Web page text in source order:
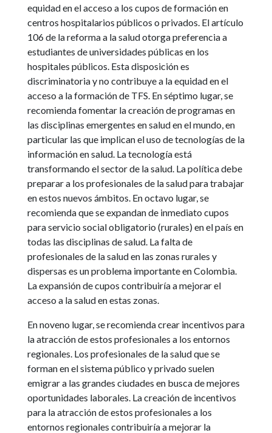
equidad en el acceso a los cupos de formación en
centros hospitalarios públicos o privados. El artículo
106 de la reforma a la salud otorga preferencia a
estudiantes de universidades públicas en los
hospitales públicos. Esta disposición es
discriminatoria y no contribuye a la equidad en el
acceso a la formación de TFS. En séptimo lugar, se
recomienda fomentar la creación de programas en
las disciplinas emergentes en salud en el mundo, en
particular las que implican el uso de tecnologías de la
información en salud. La tecnología está
transformando el sector de la salud. La política debe
preparar a los profesionales de la salud para trabajar
en estos nuevos ámbitos. En octavo lugar, se
recomienda que se expandan de inmediato cupos
para servicio social obligatorio (rurales) en el país en
todas las disciplinas de salud. La falta de
profesionales de la salud en las zonas rurales y
dispersas es un problema importante en Colombia.
La expansión de cupos contribuiría a mejorar el
acceso a la salud en estas zonas.
En noveno lugar, se recomienda crear incentivos para
la atracción de estos profesionales a los entornos
regionales. Los profesionales de la salud que se
forman en el sistema público y privado suelen
emigrar a las grandes ciudades en busca de mejores
oportunidades laborales. La creación de incentivos
para la atracción de estos profesionales a los
entornos regionales contribuiría a mejorar la